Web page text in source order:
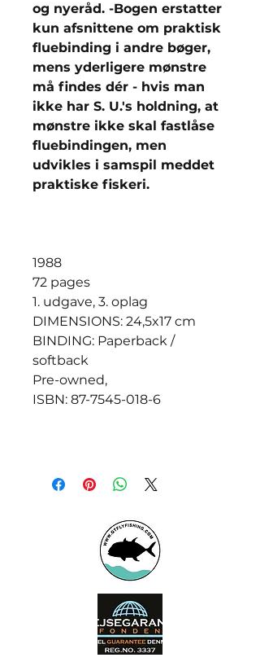
og nyeråd. -Bogen erstatter
kun afsnittene om praktisk
fluebinding i andre bøger,
mens yderligere mønstre
må findes dér - hvis man
ikke har S. U.'s holdning, at
mønstre ikke skal fastlåse
fluebindingen, men
udvikles i samspil meddet
praktiske fiskeri.
1988
72 pages
1. udgave, 3. oplag
DIMENSIONS: 24,5x17 cm
BINDING: Paperback /
softback
Pre-owned,
ISBN: 87-7545-018-6